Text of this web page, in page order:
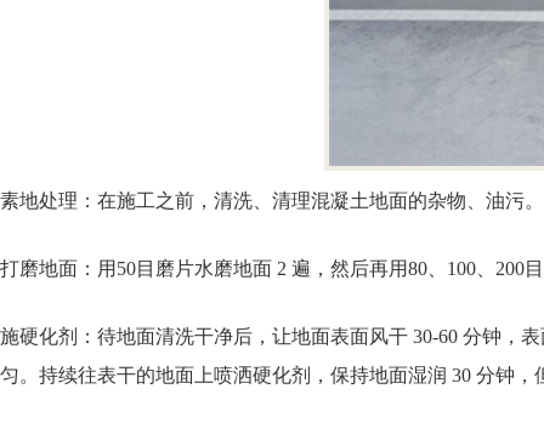
素地处理：在施工之前，清洗、清理混凝土地面的杂物、油污
打磨地面：用50目磨片水磨地面 2 遍，然后再用80、100、
施硬化剂：待地面清洗干净后，让地面表面风干 30-60 分钟，
匀。持续往表干的地面上喷洒硬化剂，保持地面湿润 30 分钟